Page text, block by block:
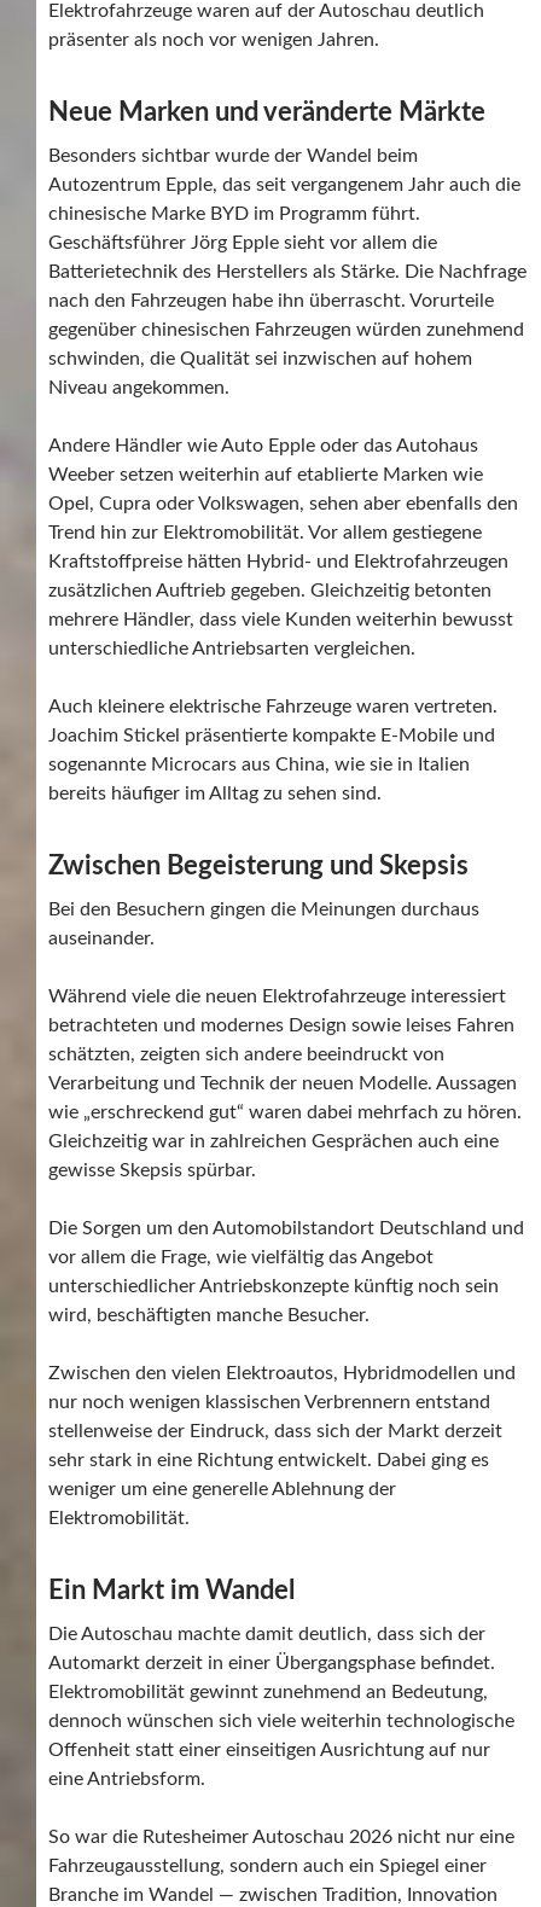
Elektrofahrzeuge waren auf der Autoschau deutlich
präsenter als noch vor wenigen Jahren.
Neue Marken und veränderte Märkte
Besonders sichtbar wurde der Wandel beim
Autozentrum Epple, das seit vergangenem Jahr auch die
chinesische Marke BYD im Programm führt.
Geschäftsführer Jörg Epple sieht vor allem die
Batterietechnik des Herstellers als Stärke. Die Nachfrage
nach den Fahrzeugen habe ihn überrascht. Vorurteile
gegenüber chinesischen Fahrzeugen würden zunehmend
schwinden, die Qualität sei inzwischen auf hohem
Niveau angekommen.
Andere Händler wie Auto Epple oder das Autohaus
Weeber setzen weiterhin auf etablierte Marken wie
Opel, Cupra oder Volkswagen, sehen aber ebenfalls den
Trend hin zur Elektromobilität. Vor allem gestiegene
Kraftstoffpreise hätten Hybrid- und Elektrofahrzeugen
zusätzlichen Auftrieb gegeben. Gleichzeitig betonten
mehrere Händler, dass viele Kunden weiterhin bewusst
unterschiedliche Antriebsarten vergleichen.
Auch kleinere elektrische Fahrzeuge waren vertreten.
Joachim Stickel präsentierte kompakte E-Mobile und
sogenannte Microcars aus China, wie sie in Italien
bereits häufiger im Alltag zu sehen sind.
Zwischen Begeisterung und Skepsis
Bei den Besuchern gingen die Meinungen durchaus
auseinander.
Während viele die neuen Elektrofahrzeuge interessiert
betrachteten und modernes Design sowie leises Fahren
schätzten, zeigten sich andere beeindruckt von
Verarbeitung und Technik der neuen Modelle. Aussagen
wie „erschreckend gut“ waren dabei mehrfach zu hören.
Gleichzeitig war in zahlreichen Gesprächen auch eine
gewisse Skepsis spürbar.
Die Sorgen um den Automobilstandort Deutschland und
vor allem die Frage, wie vielfältig das Angebot
unterschiedlicher Antriebskonzepte künftig noch sein
wird, beschäftigten manche Besucher.
Zwischen den vielen Elektroautos, Hybridmodellen und
nur noch wenigen klassischen Verbrennern entstand
stellenweise der Eindruck, dass sich der Markt derzeit
sehr stark in eine Richtung entwickelt. Dabei ging es
weniger um eine generelle Ablehnung der
Elektromobilität.
Ein Markt im Wandel
Die Autoschau machte damit deutlich, dass sich der
Automarkt derzeit in einer Übergangsphase befindet.
Elektromobilität gewinnt zunehmend an Bedeutung,
dennoch wünschen sich viele weiterhin technologische
Offenheit statt einer einseitigen Ausrichtung auf nur
eine Antriebsform.
So war die Rutesheimer Autoschau 2026 nicht nur eine
Fahrzeugausstellung, sondern auch ein Spiegel einer
Branche im Wandel — zwischen Tradition, Innovation